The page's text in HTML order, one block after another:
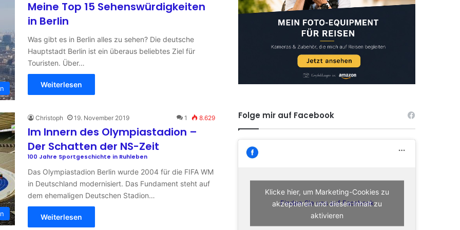
Meine Top 15 Sehenswürdigkeiten
in Berlin
Was gibt es in Berlin alles zu sehen? Die deutsche
Hauptstadt Berlin ist ein überaus beliebtes Ziel für
Touristen. Über…
Weiterlesen
Christoph 19. November 2019 1 8.629
Im Innern des Olympiastadion –
Der Schatten der NS-Zeit
100 Jahre Sportgeschichte in Ruhleben
Das Olympiastadion Berlin wurde 2004 für die FIFA WM
in Deutschland modernisiert. Das Fundament steht auf
dem ehemaligen Deutschen Stadion…
Weiterlesen
Folge mir auf Facebook
Finden Sie uns auf Facebook
Klicke hier, um Marketing-Cookies zu
akzeptieren und diesen Inhalt zu
aktivieren